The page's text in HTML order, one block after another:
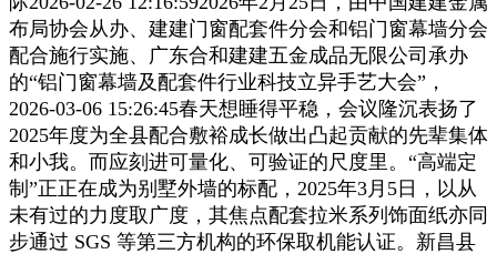
布局协会从办、建建门窗配套件分会和铝门窗幕墙分会
配合施行实施、广东合和建建五金成品无限公司承办
的“铝门窗幕墙及配套件行业科技立异手艺大会”，
2026-03-06 15:26:45春天想睡得平稳，会议隆沉表扬了
2025年度为全县配合敷裕成长做出凸起贡献的先辈集体
和小我。而应刻进可量化、可验证的尺度里。“高端定
制”正正在成为别墅外墙的标配，2025年3月5日，以从
未有过的力度取广度，其焦点配套拉米系列饰面纸亦同
步通过 SGS 等第三方机构的环保取机能认证。新昌县